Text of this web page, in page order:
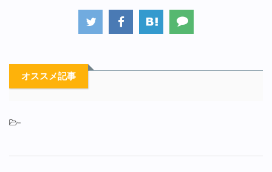
オススメ記事
-